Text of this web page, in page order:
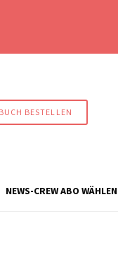
BESTELLEN
NEWS-CREW ABO WÄHLEN